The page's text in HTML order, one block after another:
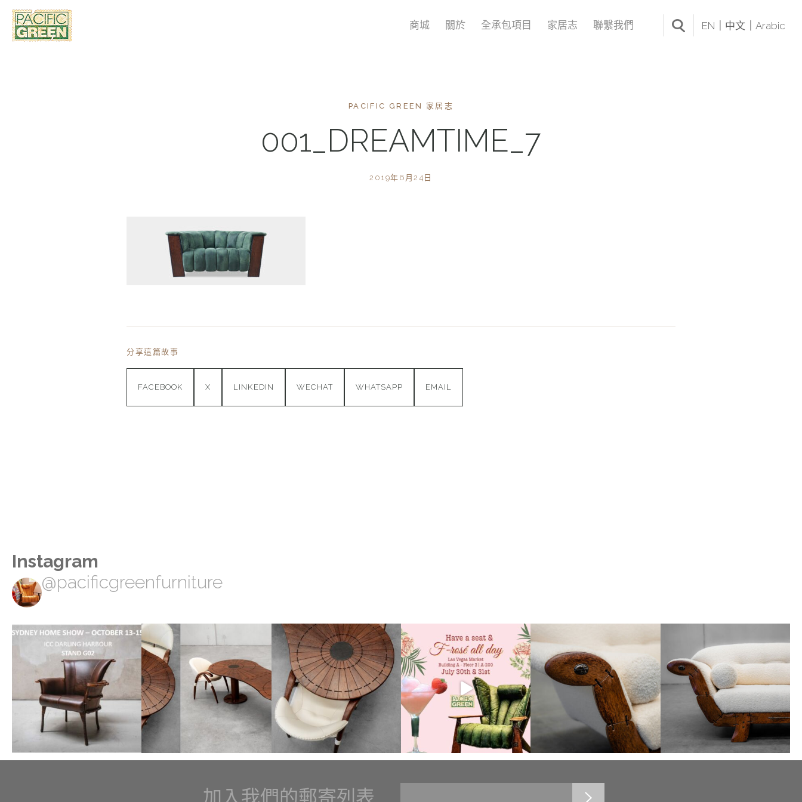
商城 關於 全承包項目 家居志 聯繫我們 EN 中文 Arabic
PACIFIC GREEN 家居志
001_DREAMTIME_7
2019年6月24日
分享這篇故事
FACEBOOK X LINKEDIN WECHAT WHATSAPP EMAIL
Instagram
@pacificgreenfurniture
加入我們的郵寄列表